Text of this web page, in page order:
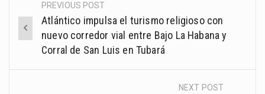
Post
navigation
PREVIOUS POST
Atlántico impulsa el turismo religioso con
nuevo corredor vial entre Bajo La Habana y
Corral de San Luis en Tubará
NEXT POST